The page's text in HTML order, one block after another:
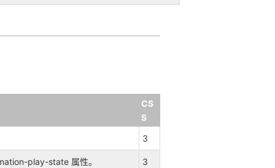
CS
S
3
play-state 属性。 3